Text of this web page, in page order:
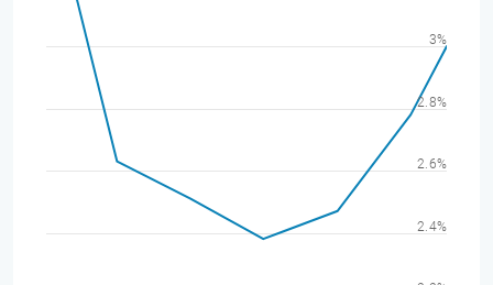
2.4%
2.6%
2.8%
3%